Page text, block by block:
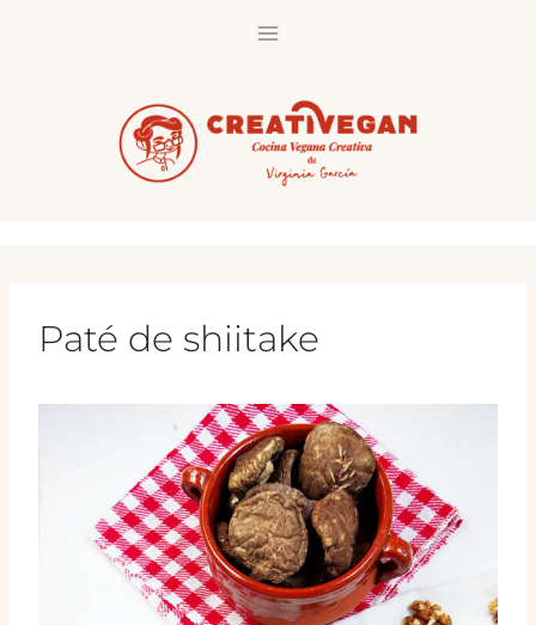
Paté de shiitake